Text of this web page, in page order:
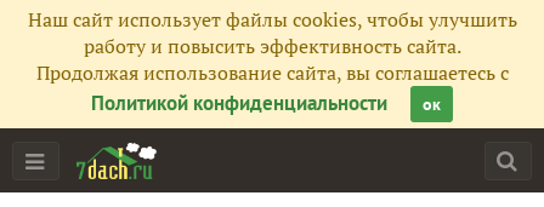
Наш сайт использует файлы cookies, чтобы улучшить
работу и повысить эффективность сайта.
Продолжая использование сайта, вы соглашаетесь с
Политикой конфиденциальности
ок